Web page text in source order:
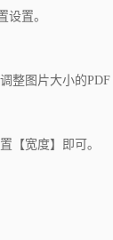
置。
整图片大小的PDF
【宽度】即可｡